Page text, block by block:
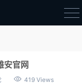
安官网
419 Views